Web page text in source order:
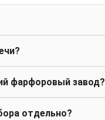
фарфоровый завод?
отдельно?